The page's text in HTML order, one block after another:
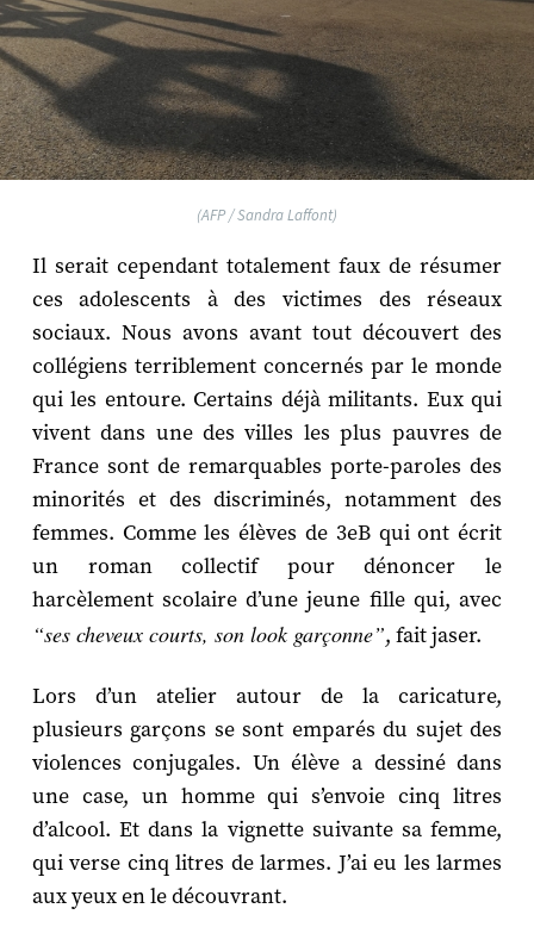
(AFP / Sandra Laffont)
Il serait cependant totalement faux de résumer
ces adolescents à des victimes des réseaux
sociaux. Nous avons avant tout découvert des
collégiens terriblement concernés par le monde
qui les entoure. Certains déjà militants. Eux qui
vivent dans une des villes les plus pauvres de
France sont de remarquables porte-paroles des
minorités et des discriminés, notamment des
femmes. Comme les élèves de 3eB qui ont écrit
un roman collectif pour dénoncer le
harcèlement scolaire d’une jeune fille qui, avec
“ses cheveux courts, son look garçonne”, fait jaser.
Lors d’un atelier autour de la caricature,
plusieurs garçons se sont emparés du sujet des
violences conjugales. Un élève a dessiné dans
une case, un homme qui s’envoie cinq litres
d’alcool. Et dans la vignette suivante sa femme,
qui verse cinq litres de larmes. J’ai eu les larmes
aux yeux en le découvrant.